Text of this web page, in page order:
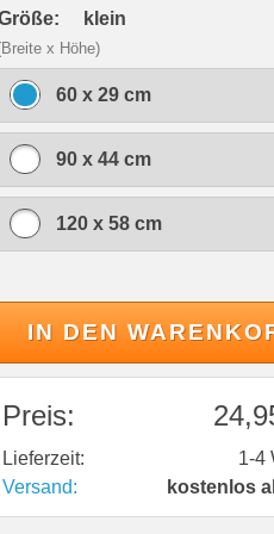
klein
x Höhe)
60 x 29 cm
90 x 44 cm
120 x 58 cm
IN DEN
Preis:
Lieferzeit:
1-4
Versand:
kostenlos